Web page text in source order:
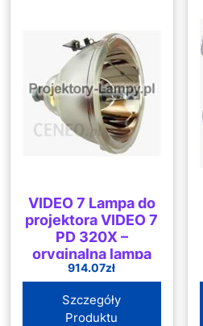
VIDEO 7 Lampa do
projektora VIDEO 7
PD 320X –
oryginalna lampa
bez modułu (SP-
LAMP-018)
914.07zł
Szczegóły
Produktu